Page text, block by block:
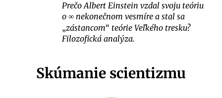
Prečo Albert Einstein vzdal svoju teóriu
o ∞ nekonečnom vesmíre a stal sa
zástancom
teórie Veľkého tresku?
Filozofická analýza.
Skúmanie scientizmu